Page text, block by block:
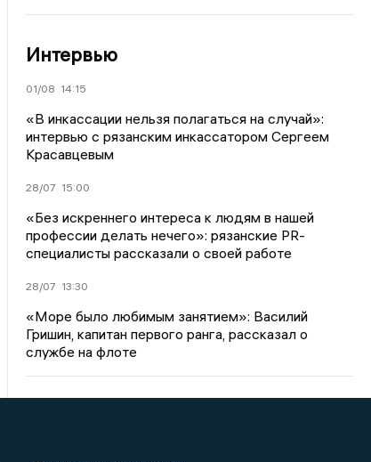
Интервью
01/08 14:15
«В инкассации нельзя полагаться на случай»:
интервью с рязанским инкассатором Сергеем
Красавцевым
28/07 15:00
«Без искреннего интереса к людям в нашей
профессии делать нечего»: рязанские PR-
специалисты рассказали о своей работе
28/07 13:30
«Море было любимым занятием»: Василий
Гришин, капитан первого ранга, рассказал о
службе на флоте